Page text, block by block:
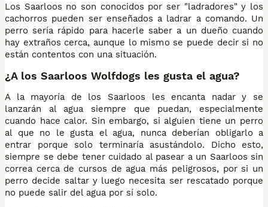
Los Saarloos no son conocidos por ser "ladradores" y los
cachorros pueden ser enseñados a ladrar a comando. Un
perro sería rápido para hacerle saber a un dueño cuando
hay extraños cerca, aunque lo mismo se puede decir si no
están contentos con una situación.
¿A los Saarloos Wolfdogs les gusta el agua?
A la mayoría de los Saarloos les encanta nadar y se
lanzarán al agua siempre que puedan, especialmente
cuando hace calor. Sin embargo, si alguien tiene un perro
al que no le gusta el agua, nunca deberían obligarlo a
entrar porque solo terminaría asustándolo. Dicho esto,
siempre se debe tener cuidado al pasear a un Saarloos sin
correa cerca de cursos de agua más peligrosos, por si un
perro decide saltar y luego necesita ser rescatado porque
no puede salir del agua por sí solo.